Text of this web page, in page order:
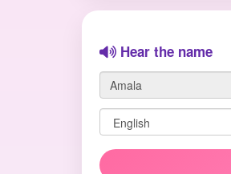
Hear the name